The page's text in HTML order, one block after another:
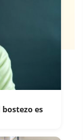
las antiguas?
es